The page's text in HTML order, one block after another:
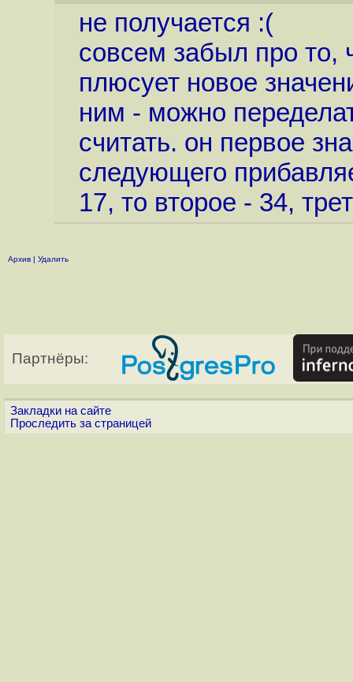
не получается :(
совсем забыл про то,
плюсует новое
ним - можно
считать. он первое
следующего
17, то второе - 34,
Архив | Удалить
Партнёры:
Закладки на сайте
Проследить за страницей